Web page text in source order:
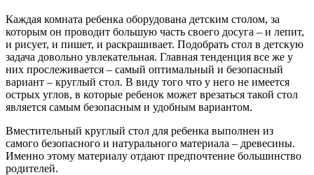
Каждая комната ребенка оборудована детским столом, за
которым он проводит большую часть своего досуга – и лепит,
и рисует, и пишет, и раскрашивает. Подобрать стол в детскую
задача довольно увлекательная. Главная тенденция все же у
них прослеживается – самый оптимальный и безопасный
вариант – круглый стол. В виду того что у него не имеется
острых углов, в которые ребенок может врезаться такой стол
является самым безопасным и удобным вариантом.
Вместительный круглый стол для ребенка выполнен из
самого безопасного и натурального материала – древесины.
Именно этому материалу отдают предпочтение большинство
родителей.